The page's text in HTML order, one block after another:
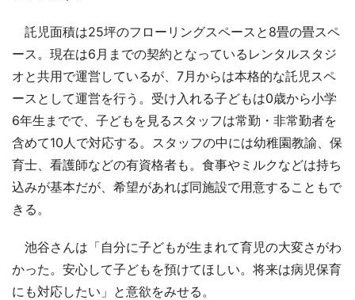
託児面積は25坪のフローリングスペースと8畳の畳スペ
ース。現在は6月までの契約となっているレンタルスタジ
オと共用で運営しているが、7月からは本格的な託児スペ
ースとして運営を行う。受け入れる子どもは0歳から小学
6年生までで、子どもを見るスタッフは常勤・非常勤者を
含めて10人で対応する。スタッフの中には幼稚園教諭、保
育士、看護師などの有資格者も。食事やミルクなどは持ち
込みが基本だが、希望があれば同施設で用意することもで
きる。
池谷さんは「自分に子どもが生まれて育児の大変さがわ
かった。安心して子どもを預けてほしい。将来は病児保育
にも対応したい」と意欲をみせる。